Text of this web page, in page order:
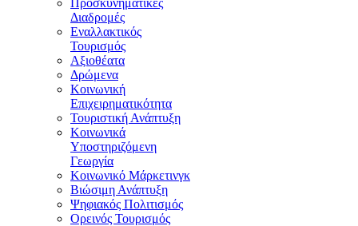
Προσκυνηματικές
Διαδρομές
Εναλλακτικός
Τουρισμός
Αξιοθέατα
Δρώμενα
Κοινωνική
Επιχειρηματικότητα
Τουριστική Ανάπτυξη
Κοινωνικά
Υποστηριζόμενη
Γεωργία
Κοινωνικό Μάρκετινγκ
Βιώσιμη Ανάπτυξη
Ψηφιακός Πολιτισμός
Ορεινός Τουρισμός